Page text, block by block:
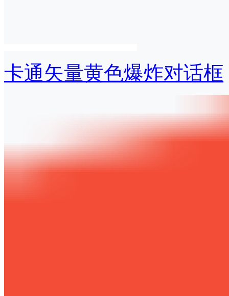
卡通矢量黄色爆炸对话框